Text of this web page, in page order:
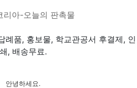
례품, 홍보물, 학교관공서 후결제, 인
쇄, 배송무료.
안녕하세요.